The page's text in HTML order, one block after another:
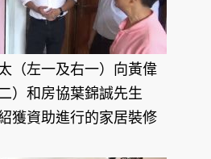
（左一及右一）向黃偉
）和房協葉錦誠先生
獲資助進行的家居裝修